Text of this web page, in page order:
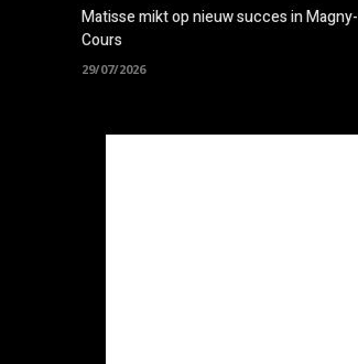
Matisse mikt op nieuw succes in Magny-
Cours
29/07/2026